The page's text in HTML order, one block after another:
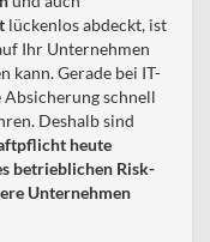
lückenlos abdeckt, ist
Ihr Unternehmen
kann. Gerade bei IT-
schnell
Deshalb sind
heute
betrieblichen Risk-
Unternehmen